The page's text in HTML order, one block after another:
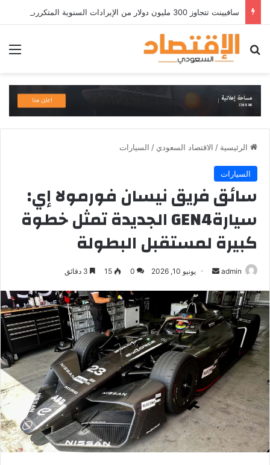
بحث عن
الرئيسية / الاقتصاد السعودي / السيارات
السيارات
سائق فريق نيسان فورمولا إي:
سيارةGEN4 الجديدة تمثل خطوة
كبيرة لمستقبل البطولة
admin
أرسل
إلكترونيا
يونيو 10, 2026 0
15